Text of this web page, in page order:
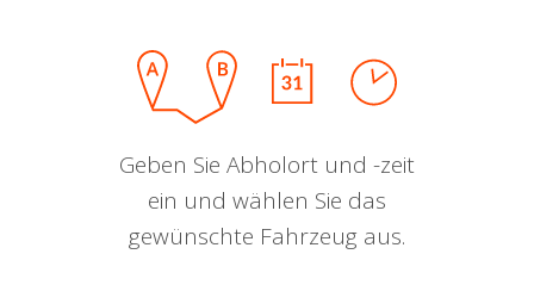
Geben Sie Abholort und -zeit
ein und wählen Sie das
gewünschte Fahrzeug aus.